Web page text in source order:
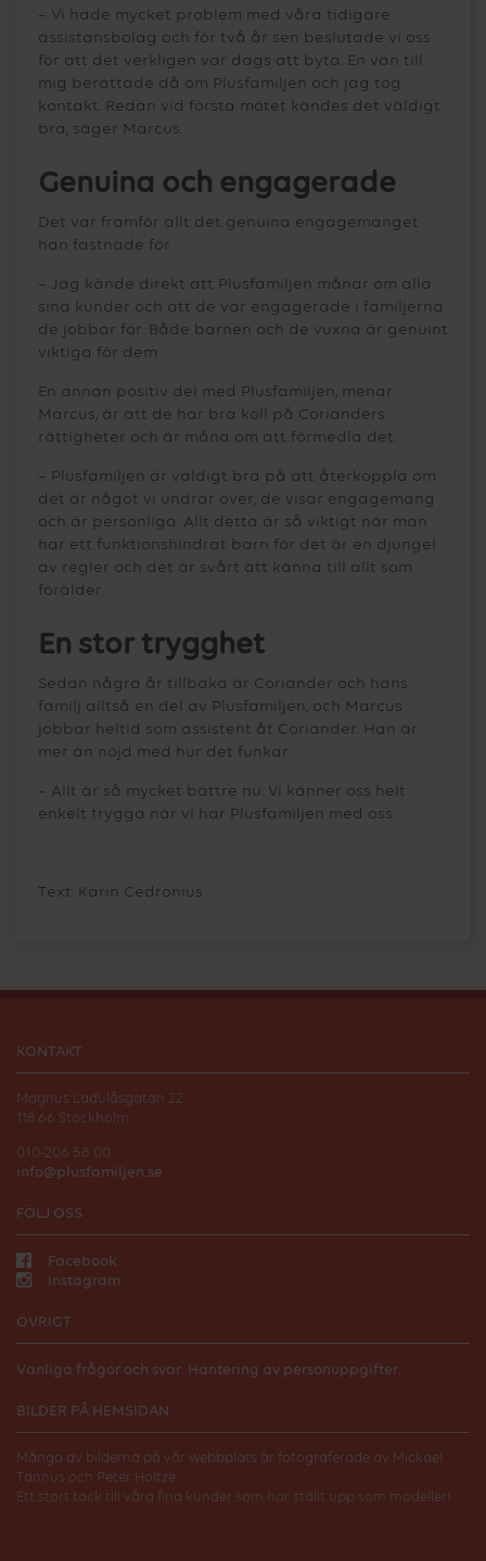
– Vi hade mycket problem med våra tidigare
assistansbolag och för två år sen beslutade vi oss
för att det verkligen var dags att byta. En vän till
mig berättade då om Plusfamiljen och jag tog
kontakt. Redan vid första mötet kändes det väldigt
bra, säger Marcus.
Genuina och engagerade
Det var framför allt det genuina engagemanget
han fastnade för.
– Jag kände direkt att Plusfamiljen månar om alla
sina kunder och att de var engagerade i familjerna
de jobbar för. Både barnen och de vuxna är genuint
viktiga för dem
En annan positiv del med Plusfamiljen, menar
Marcus, är att de har bra koll på Corianders
rättigheter och är måna om att förmedla det.
– Plusfamiljen är väldigt bra på att återkoppla om
det är något vi undrar över, de visar engagemang
och är personliga. Allt detta är så viktigt när man
har ett funktionshindrat barn för det är en djungel
av regler och det är svårt att känna till allt som
förälder.
En stor trygghet
Sedan några år tillbaka är Coriander och hans
familj alltså en del av Plusfamiljen, och Marcus
jobbar heltid som assistent åt Coriander. Han är
mer än nöjd med hur det funkar.
– Allt är så mycket bättre nu. Vi känner oss helt
enkelt trygga när vi har Plusfamiljen med oss.
Text: Karin Cedronius
KONTAKT
Magnus Ladulåsgatan 22
118 66 Stockholm
010-206 58 00
info@plusfamiljen.se
FÖLJ OSS
Facebook
Instagram
ÖVRIGT
Vanliga frågor och svar. Hantering av personuppgifter.
BILDER PÅ HEMSIDAN
Många av bilderna på vår webbplats är fotograferade av Mickael
Tannus och Peter Holtze.
Ett stort tack till våra fina kunder som har ställt upp som modeller!